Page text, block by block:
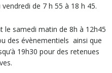
de 7 h 55 à 18 h 45.
samedi matin de 8h à 12h45
des évènementiels ainsi que
19h30 pour des retenues